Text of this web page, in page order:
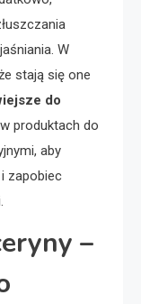
W
stają się one
do
produktach do
aby
zapobiec
–